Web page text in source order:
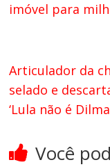
imóvel para
Articulador da
selado e
‘Lula não é
Você